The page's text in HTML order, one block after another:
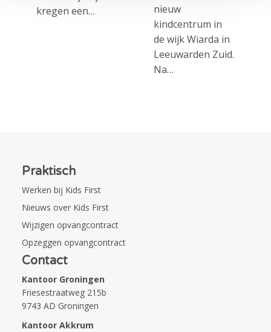
kregen een…
nieuw
kindcentrum in
de wijk Wiarda in
Leeuwarden Zuid.
Na…
Praktisch
Werken bij Kids First
Nieuws over Kids First
Wijzigen opvangcontract
Opzeggen opvangcontract
Contact
Kantoor Groningen
Friesestraatweg 215b
9743 AD Groningen
Kantoor Akkrum